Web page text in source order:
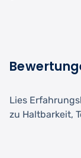
Lies
zu Haltbarkeit,